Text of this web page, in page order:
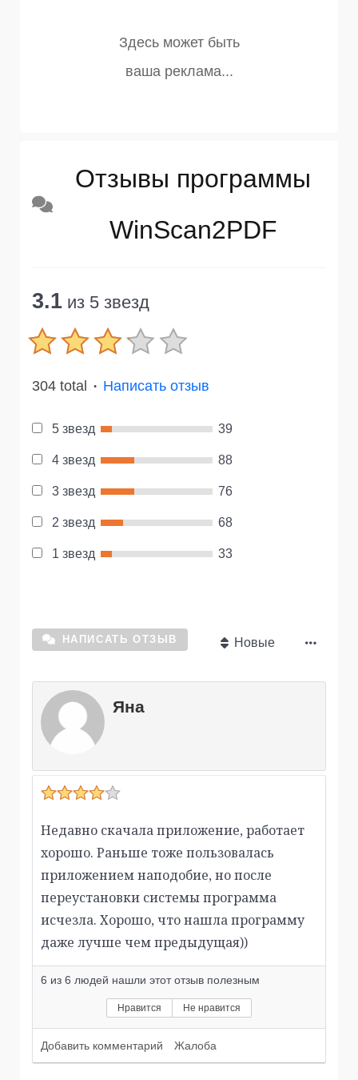
Отзывы программы
WinScan2PDF
3.1 из 5 звезд
304 total ● Написать отзыв
5 звезд 39
4 звезд 88
3 звезд 76
2 звезд 68
1 звезд 33
НАПИСАТЬ ОТЗЫВ Новые
Яна
Недавно скачала приложение, работает
хорошо. Раньше тоже пользовалась
приложением наподобие, но после
переустановки системы программа
исчезла. Хорошо, что нашла программу
даже лучше чем предыдущая))
6 из 6 людей нашли этот отзыв полезным
Нравится Не нравится
Добавить комментарий Жалоба